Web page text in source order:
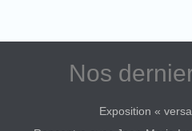
Nos
Exposition «